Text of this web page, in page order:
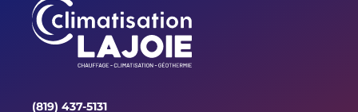
(819) 437-5131